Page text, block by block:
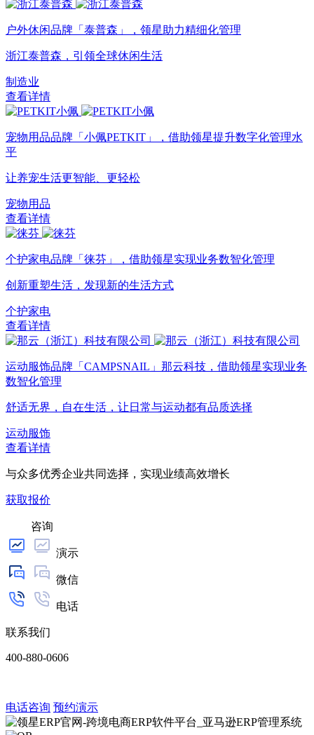
户外休闲品牌「泰普森」，领星助力精细化管理
浙江泰普森，引领全球休闲生活
制造业
查看详情
宠物用品品牌「小佩PETKIT」，借助领星提升数字化管理水
平
让养宠生活更智能、更轻松
宠物用品
查看详情
个护家电品牌「徕芬」，借助领星实现业务数智化管理
创新重塑生活，发现新的生活方式
个护家电
查看详情
运动服饰品牌「CAMPSNAIL」那云科技，借助领星实现业务
数智化管理
舒适无界，自在生活，让日常与运动都有品质选择
运动服饰
查看详情
与众多优秀企业共同选择，实现业绩高效增长
获取报价
咨询
演示
微信
电话
联系我们
400-880-0606
电话咨询 预约演示